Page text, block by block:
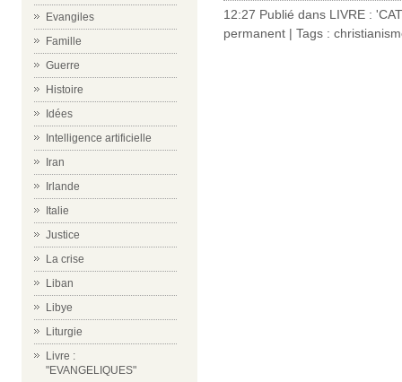
Evangiles
Famille
Guerre
Histoire
Idées
Intelligence artificielle
Iran
Irlande
Italie
Justice
La crise
Liban
Libye
Liturgie
Livre :
"EVANGELIQUES"
12:27 Publié dans LIVRE :
permanent | Tags :